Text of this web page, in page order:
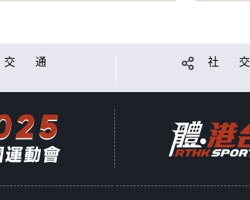
交 通 社 交